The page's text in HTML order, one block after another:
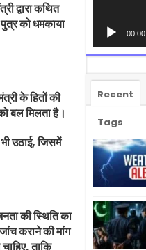
द्वारा कथित
को धमकाया
के हितों की
बल मिलता है।
उठाई, जिसमें
की स्थिति का
कराने की मांग
00:00
Recent
Tags